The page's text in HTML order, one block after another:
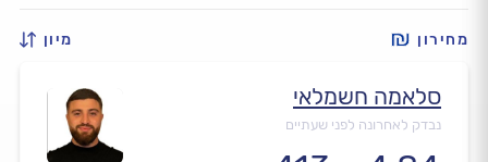
מחירון מיון
סלאמה חשמלאי
נבדק לאחרונה לפני שעתיים